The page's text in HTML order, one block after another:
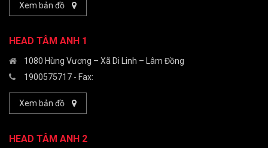
Xem bản đồ
HEAD TÂM ANH 1
1080 Hùng Vương – Xã Di Linh – Lâm Đồng
1900575717 - Fax:
Xem bản đồ
HEAD TÂM ANH 2